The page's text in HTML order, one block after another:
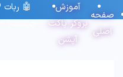
صفحه
اصلی
آموزش
بروکر پاکت
آپشن